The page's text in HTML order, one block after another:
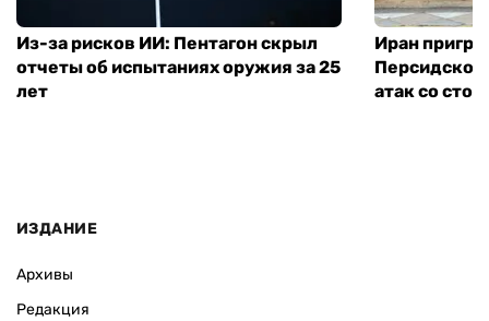
Из-за рисков ИИ: Пентагон скрыл
отчеты об испытаниях оружия за 25
лет
Иран
атак со
ИЗДАНИЕ
Архивы
Редакция